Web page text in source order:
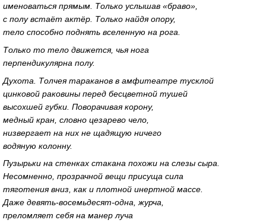
именоваться прямым. Только услышав «браво»,
с полу встаёт актёр. Только найдя опору,
тело способно поднять вселенную на рога.
Только то тело движется, чья нога
перпендикулярна полу.
Духота. Толчея тараканов в амфитеатре тусклой
цинковой раковины перед бесцветной тушей
высохшей губки. Поворачивая корону,
медный кран, словно цезарево чело,
низвергает на них не щадящую ничего
водяную колонну.
Пузырьки на стенках стакана похожи на слезы сыра.
Несомненно, прозрачной вещи присуща сила
тяготения вниз, как и плотной инертной массе.
Даже девять-восемьдесят-одна, журча,
преломляет себя на манер луча